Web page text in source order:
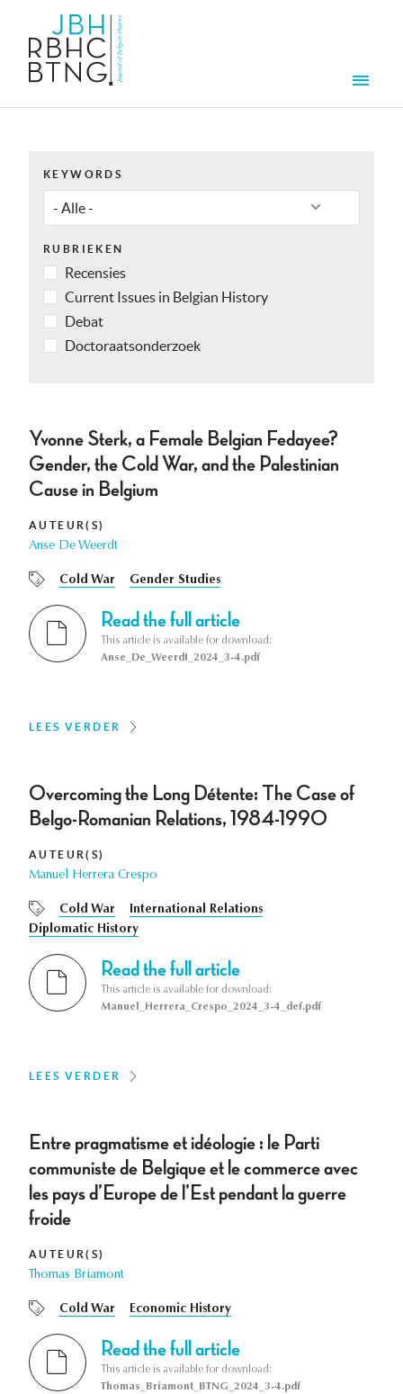
KEYWORDS
RUBRIEKEN
Recensies
Current Issues in Belgian History
Debat
Doctoraatsonderzoek
Yvonne Sterk, a Female Belgian Fedayee?
Gender, the Cold War, and the Palestinian
Cause in Belgium
AUTEUR(S)
Anse De Weerdt
Cold War Gender Studies
Read the full article
This article is available for download:
Anse_De_Weerdt_2024_3-4.pdf
LEES VERDER
Overcoming the Long Détente: The Case of
Belgo-Romanian Relations, 1984-1990
AUTEUR(S)
Manuel Herrera Crespo
Cold War
International Relations
Diplomatic History
Read the full article
This article is available for download:
Manuel_Herrera_Crespo_2024_3-4_def.pdf
LEES VERDER
Entre pragmatisme et idéologie : le Parti
communiste de Belgique et le commerce avec
les pays d’Europe de l’Est pendant la guerre
froide
AUTEUR(S)
Thomas Briamont
Cold War Economic History
Read the full article
This article is available for download:
Thomas_Briamont_BTNG_2024_3-4.pdf